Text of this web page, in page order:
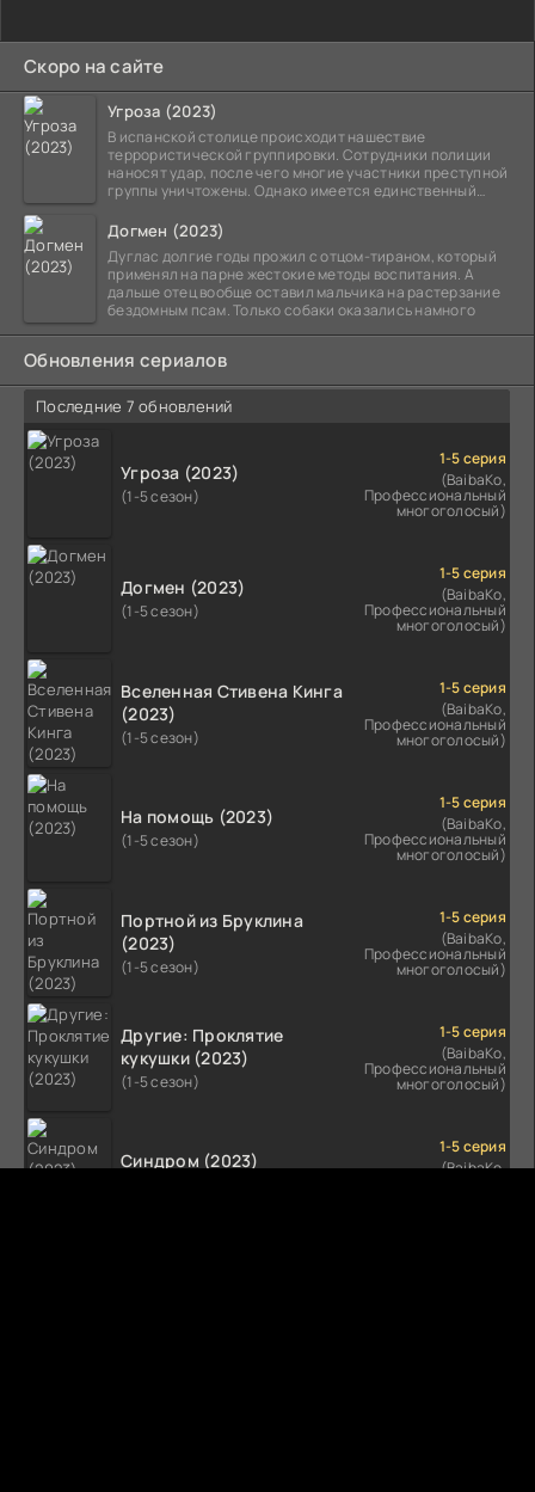
Скоро на сайте
Угроза (2023)
В испанской столице происходит нашествие
террористической группировки. Сотрудники полиции
наносят удар, после чего многие участники преступной
группы уничтожены. Однако имеется единственный
Догмен (2023)
Дуглас долгие годы прожил с отцом-тираном, который
применял на парне жестокие методы воспитания. А
дальше отец вообще оставил мальчика на растерзание
бездомным псам. Только собаки оказались намного
Обновления сериалов
Последние 7 обновлений
Угроза (2023)
(1-5 сезон)
1-5 серия
(BaibaKo,
Профессиональный
многоголосый)
Догмен (2023)
(1-5 сезон)
1-5 серия
(BaibaKo,
Профессиональный
многоголосый)
Вселенная Стивена Кинга
(2023)
(1-5 сезон)
1-5 серия
(BaibaKo,
Профессиональный
многоголосый)
На помощь (2023)
(1-5 сезон)
1-5 серия
(BaibaKo,
Профессиональный
многоголосый)
Портной из Бруклина
(2023)
(1-5 сезон)
1-5 серия
(BaibaKo,
Профессиональный
многоголосый)
Другие: Проклятие
кукушки (2023)
(1-5 сезон)
1-5 серия
(BaibaKo,
Профессиональный
многоголосый)
Синдром (2023)
1-5 серия
(BaibaKo,